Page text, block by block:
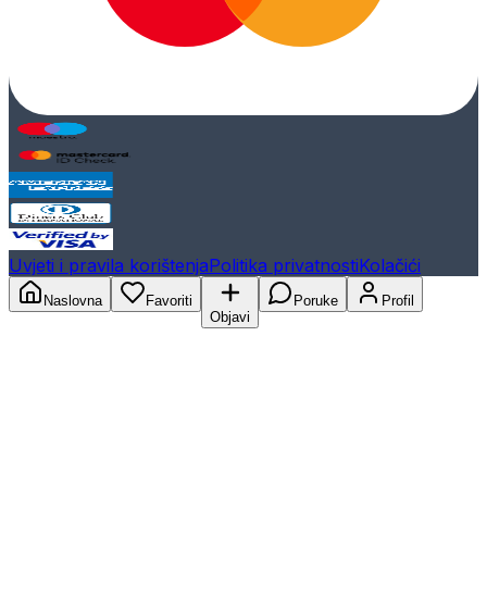
Uvjeti i pravila korištenjaPolitika privatnostiKolačići
Naslovna
Favoriti
Objavi
Poruke Profil